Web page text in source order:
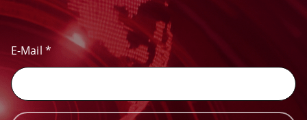
E-Mail *